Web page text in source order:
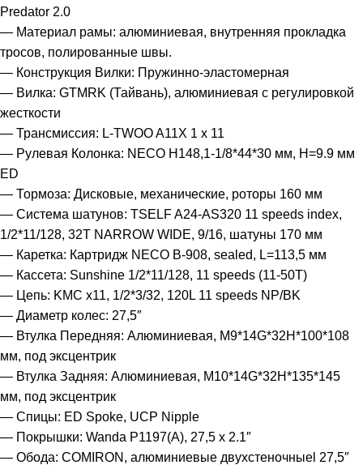
Predator 2.0
— Материал рамы: алюминиевая, внутренняя прокладка
тросов, полированные швы.
— Конструкция Вилки: Пружинно-эластомерная
— Вилка: GTMRK (Тайвань), алюминиевая с регулировкой
жесткости
— Трансмиссия: L-TWOO A11X 1 х 11
— Рулевая Колонка: NECO H148,1-1/8*44*30 мм, H=9.9 мм
ED
— Тормоза: Дисковые, механические, роторы 160 мм
— Система шатунов: TSELF A24-AS320 11 speeds index,
1/2*11/128, 32T NARROW WIDE, 9/16, шатуны 170 мм
— Каретка: Картридж NECO B-908, sealed, L=113,5 мм
— Кассета: Sunshine 1/2*11/128, 11 speeds (11-50T)
— Цепь: KMC x11, 1/2*3/32, 120L 11 speeds NP/BK
— Диаметр колес: 27,5″
— Втулка Передняя: Алюминиевая, M9*14G*32H*100*108
мм, под эксцентрик
— Втулка Задняя: Алюминиевая, M10*14G*32H*135*145
мм, под эксцентрик
— Спицы: ED Spoke, UCP Nipple
— Покрышки: Wanda P1197(A), 27,5 х 2.1″
— Обода: СOMIRON, алюминиевые двухстеночныеl 27,5″